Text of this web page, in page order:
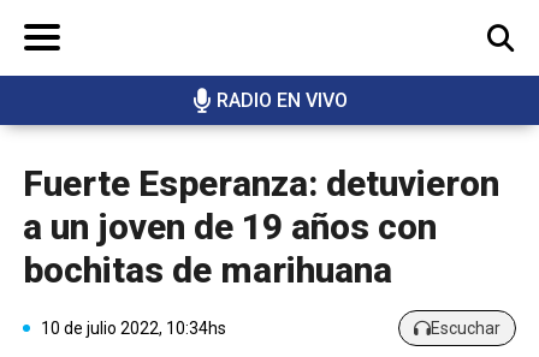
RADIO EN VIVO
BUSCAR
Fuerte Esperanza: detuvieron
a un joven de 19 años con
bochitas de marihuana
10 de julio 2022, 10:34hs Escuchar